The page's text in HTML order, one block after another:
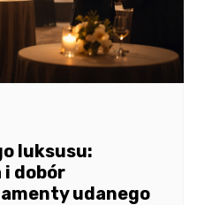
luksusu:
i dobór
udanego